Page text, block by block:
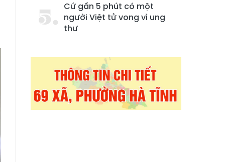
Cứ gần 5 phút có một
người Việt tử vong vì ung
thư